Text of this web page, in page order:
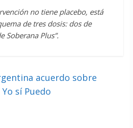
no tiene placebo, está
de tres dosis: dos de
Soberana Plus”.
acuerdo sobre
sí Puedo